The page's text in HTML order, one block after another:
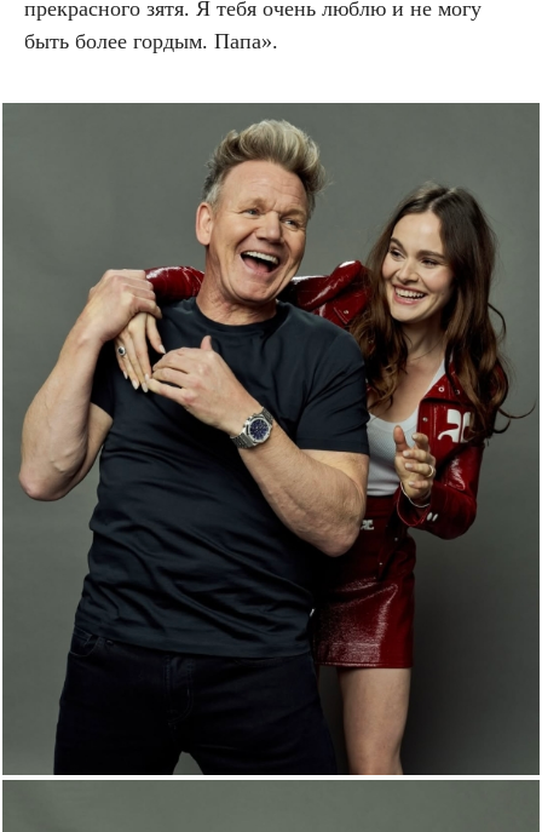
прекрасного зятя. Я тебя очень люблю и не могу
быть более гордым. Папа».